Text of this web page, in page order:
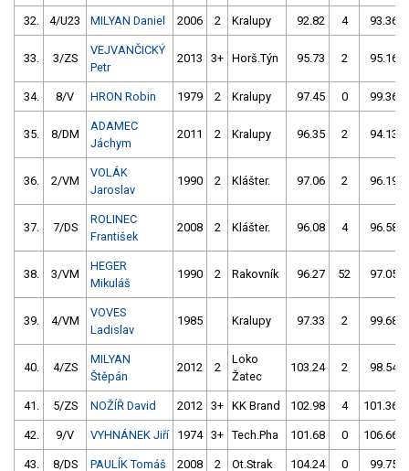
32. 4/U23 MILYAN Daniel 2006 2 Kralupy 92.82 4 93.36
33. 3/ZS
VEJVANČICKÝ
Petr
2013 3+ Horš.Týn 95.73 2 95.16
34. 8/V HRON Robin 1979 2 Kralupy 97.45 0 99.36
35. 8/DM
ADAMEC
Jáchym
2011 2 Kralupy 96.35 2 94.13
36. 2/VM
VOLÁK
Jaroslav
1990 2 Klášter. 97.06 2 96.19
37. 7/DS
ROLINEC
František
2008 2 Klášter. 96.08 4 96.58
38. 3/VM
HEGER
Mikuláš
1990 2 Rakovník 96.27 52 97.05
39. 4/VM
VOVES
Ladislav
1985 Kralupy 97.33 2 99.68
40. 4/ZS
MILYAN
Štěpán
2012 2
Loko
Žatec
103.24 2 98.54
41. 5/ZS NOŽÍŘ David 2012 3+ KK Brand 102.98 4 101.36
42. 9/V VYHNÁNEK Jiří 1974 3+ Tech.Pha 101.68 0 106.66
43. 8/DS PAULÍK Tomáš 2008 2 Ot.Strak 104.24 0 99.75